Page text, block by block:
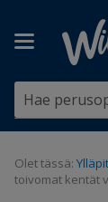
Olet tässä:
toivomat kentät